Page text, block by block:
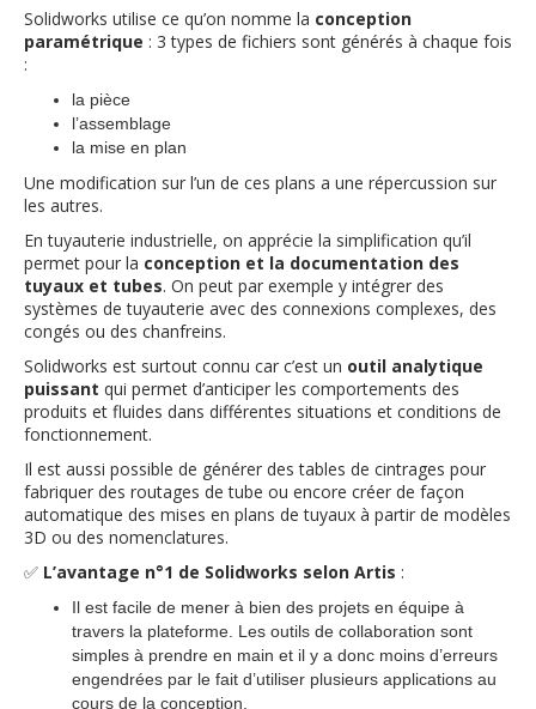
Solidworks utilise ce qu’on nomme la conception
paramétrique : 3 types de fichiers sont générés à chaque fois
:
la pièce
l’assemblage
la mise en plan
Une modification sur l’un de ces plans a une répercussion sur
les autres.
En tuyauterie industrielle, on apprécie la simplification qu’il
permet pour la conception et la documentation des
tuyaux et tubes. On peut par exemple y intégrer des
systèmes de tuyauterie avec des connexions complexes, des
congés ou des chanfreins.
Solidworks est surtout connu car c’est un outil analytique
puissant qui permet d’anticiper les comportements des
produits et fluides dans différentes situations et conditions de
fonctionnement.
Il est aussi possible de générer des tables de cintrages pour
fabriquer des routages de tube ou encore créer de façon
automatique des mises en plans de tuyaux à partir de modèles
3D ou des nomenclatures.
✅ L’avantage n°1 de Solidworks selon Artis :
Il est facile de mener à bien des projets en équipe à
travers la plateforme. Les outils de collaboration sont
simples à prendre en main et il y a donc moins d’erreurs
engendrées par le fait d’utiliser plusieurs applications au
cours de la conception.